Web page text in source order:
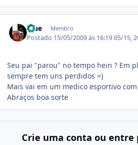
True Membro
Postado 15/05/2009 às 16:1905/15,
Seu pai "parou" no tempo hein ? Em
sempre tem uns perdidos =)
Mais vai em um medico esportivo
Abraços boa sorte
Crie uma conta ou